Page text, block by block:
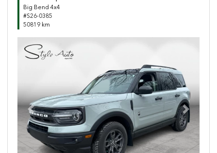
Big Bend 4x4
#S26-0385
50819 km
Previous Next